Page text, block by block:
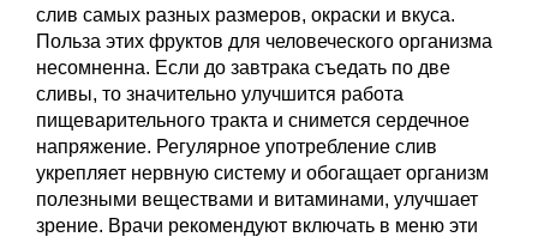
слив самых разных размеров, окраски и вкуса.
Польза этих фруктов для человеческого организма
несомненна. Если до завтрака съедать по две
сливы, то значительно улучшится работа
пищеварительного тракта и снимется сердечное
напряжение. Регулярное употребление слив
укрепляет нервную систему и обогащает организм
полезными веществами и витаминами, улучшает
зрение. Врачи рекомендуют включать в меню эти